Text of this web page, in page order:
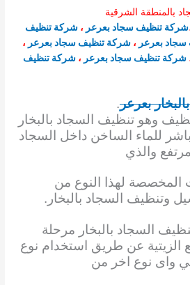
بالمنطقة الشرقية
شركة تنظيف سجاد بعرعر ،شركة تنظيف
بعرعر ،شركة تنظيف سجاد بعرعر ،
شركة تنظيف سجاد بعرعر ، شركة تنظيف
بعرعر.
وهو تنظيف السجاد بالبخار
للماء الساخن داخل السجاد
والذي
المخصصة لهذا النوع من
وتنظيف السجاد بالبخار.
السجاد بالبخار مرحلة
الزيتية عن طريق استخدام نوع
واى نوع اخر من